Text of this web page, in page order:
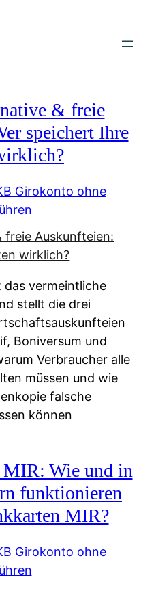
& freie
speichert Ihre
Girokonto ohne
das vermeintliche
stellt die drei
Boniversum und
Verbraucher alle
müssen und wie
falsche
können
MIR: Wie und in
funktionieren
MIR?
Girokonto ohne